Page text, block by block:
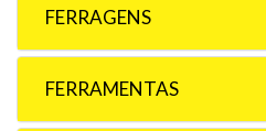
FERRAGENS
FERRAMENTAS